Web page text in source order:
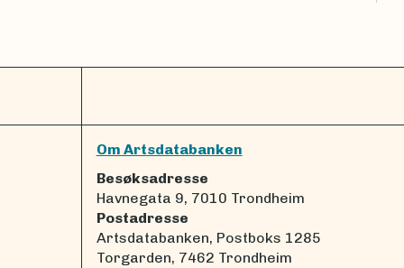
Om Artsdatabanken
Besøksadresse
Havnegata 9, 7010 Trondheim
Postadresse
Artsdatabanken, Postboks 1285
Torgarden, 7462 Trondheim